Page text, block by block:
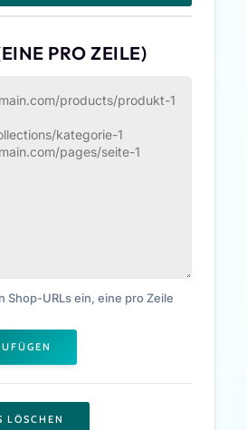
PRO ZEILE)
Shop-URLs ein, eine pro Zeile
LÖSCHEN